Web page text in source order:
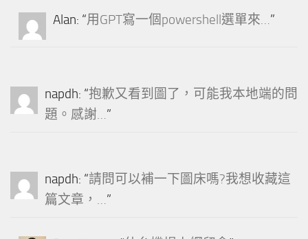
Alan: “用GPT寫一個powershell選單來…”
napdh: “抱歉又看到圖了，可能我本地端的問
題。感謝…”
napdh: “請問可以補一下圖床嗎?我想收藏這
篇文章，…”